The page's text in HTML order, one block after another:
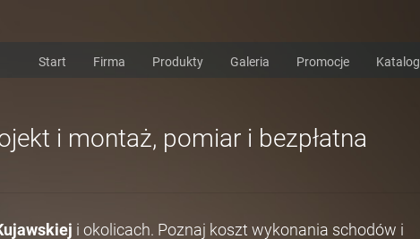
Start Firma Produkty Galeria Promocje Katalog
i montaż, pomiar i bezpłatna
i okolicach. Poznaj koszt wykonania schodów i